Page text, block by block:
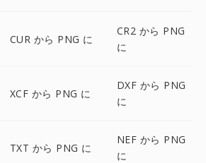
CUR から PNG に
CR2 から PNG
に
XCF から PNG に
DXF から PNG
に
TXT から PNG に
NEF から PNG
に